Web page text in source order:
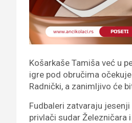
Košarkaše Tamiša već u
igre pod obručima
Radnički, a zanimljivo će
Fudbaleri zatvaraju
privlači sudar Železničara